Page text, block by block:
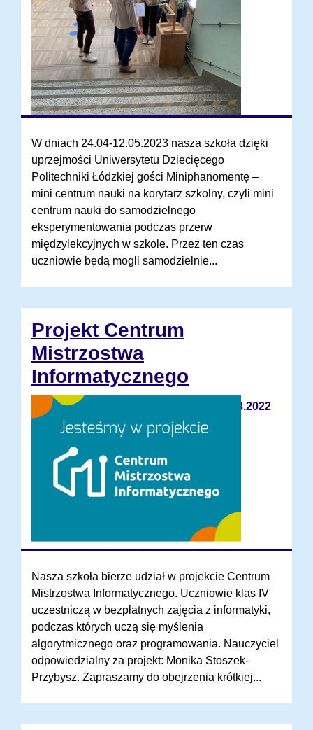
W dniach 24.04-12.05.2023 nasza szkoła dzięki
uprzejmości Uniwersytetu Dziecięcego
Politechniki Łódzkiej gości Miniphanomentę –
mini centrum nauki na korytarz szkolny, czyli mini
centrum nauki do samodzielnego
eksperymentowania podczas przerw
międzylekcyjnych w szkole. Przez ten czas
uczniowie będą mogli samodzielnie...
Projekt Centrum
Mistrzostwa
Informatycznego
23.03.2022
Nasza szkoła bierze udział w projekcie Centrum
Mistrzostwa Informatycznego. Uczniowie klas IV
uczestniczą w bezpłatnych zajęcia z informatyki,
podczas których uczą się myślenia
algorytmicznego oraz programowania. Nauczyciel
odpowiedzialny za projekt: Monika Stoszek-
Przybysz. Zapraszamy do obejrzenia krótkiej...